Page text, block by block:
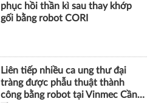
phục hồi thần kì sau thay khớp
gối bằng robot CORI
Liên tiếp nhiều ca ung thư đại
tràng được phẫu thuật thành
công bằng robot tại Vinmec Cần